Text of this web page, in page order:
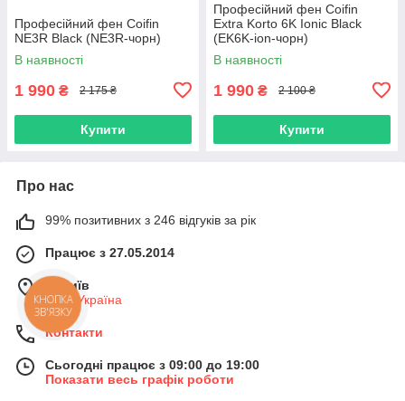
Професійний фен Coifin
NE3R Black (NE3R-чорн)
В наявності
1 990 ₴ 2 175 ₴
Купити
Професійний фен Coifin
Extra Korto 6K Ionic Black
(EK6K-ion-чорн)
В наявності
1 990 ₴ 2 100 ₴
Купити
Про нас
99% позитивних з 246 відгуків за рік
Працює з 27.05.2014
м. Київ
Київ, Україна
Контакти
Сьогодні працює з 09:00 до 19:00
Показати весь графік роботи
КНОПКА
ЗВ'ЯЗКУ